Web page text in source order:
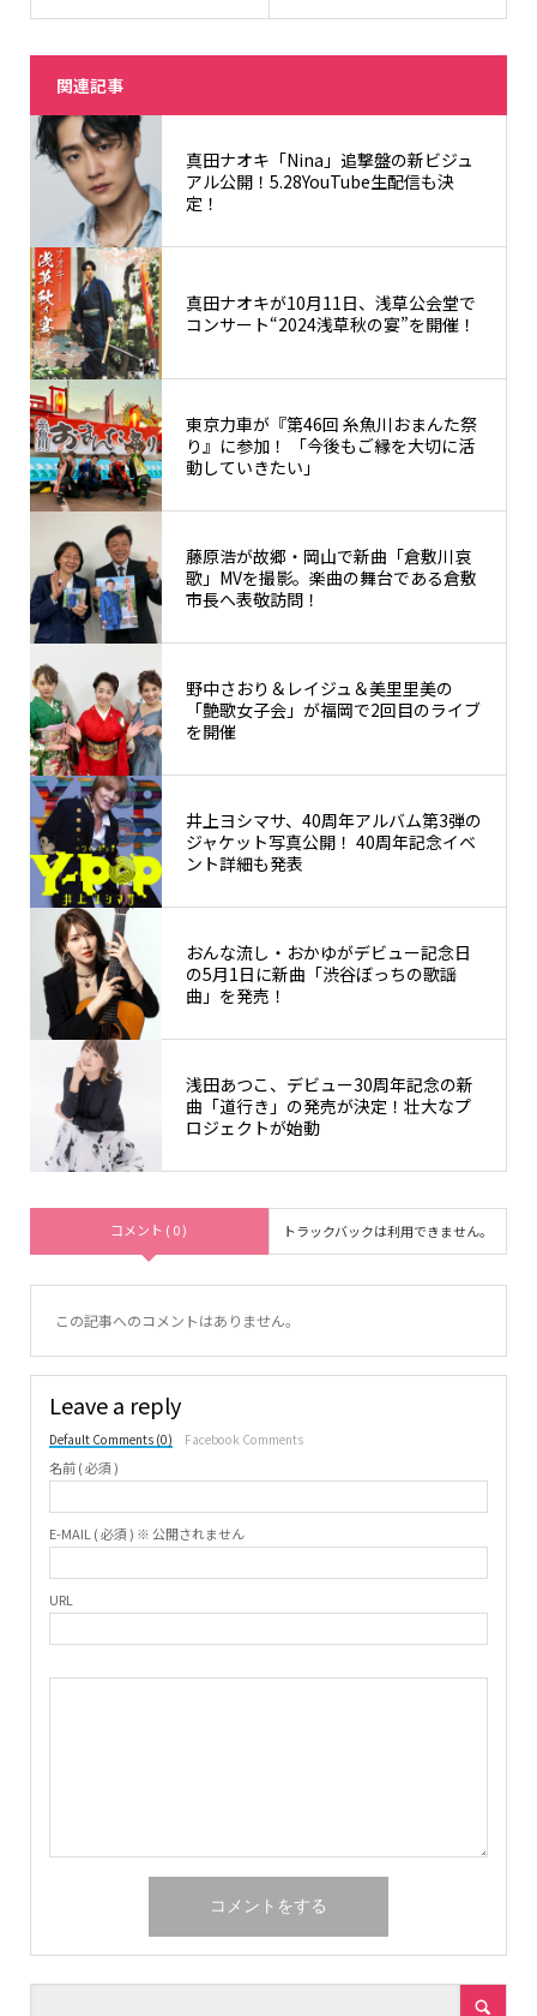
関連記事
真田ナオキ「Nina」追撃盤の新ビジュ
アル公開！5.28YouTube生配信も決
定！
真田ナオキが10月11日、浅草公会堂で
コンサート“2024浅草秋の宴”を開催！
東京力車が『第46回 糸魚川おまんた祭
り』に参加！ 「今後もご縁を大切に活
動していきたい」
藤原浩が故郷・岡山で新曲「倉敷川哀
歌」MVを撮影。楽曲の舞台である倉敷
市長へ表敬訪問！
野中さおり＆レイジュ＆美里里美の
「艶歌女子会」が福岡で2回目のライブ
を開催
井上ヨシマサ、40周年アルバム第3弾の
ジャケット写真公開！ 40周年記念イベ
ント詳細も発表
おんな流し・おかゆがデビュー記念日
の5月1日に新曲「渋谷ぼっちの歌謡
曲」を発売！
浅田あつこ、デビュー30周年記念の新
曲「道行き」の発売が決定！壮大なプ
ロジェクトが始動
コメント ( 0 ) トラックバックは利用できません。
この記事へのコメントはありません。
Leave a reply
Default Comments (0) Facebook Comments
名前 ( 必須 )
E-MAIL ( 必須 ) ※ 公開されません
URL